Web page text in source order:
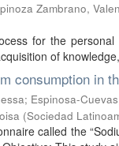
Zambrano,
for the
of
consumption in
; Espinosa-
(Sociedad
called the